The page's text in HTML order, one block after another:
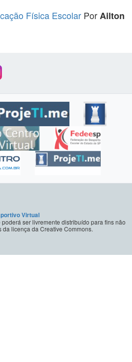
Física Escolar PorAilton
Virtual
ser livremente distribuído para fins não
licença da Creative Commons.